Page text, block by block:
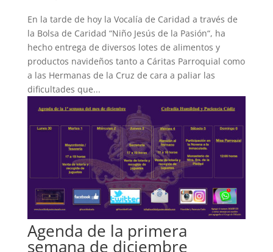
En la tarde de hoy la Vocalía de Caridad a través de
la Bolsa de Caridad “Niño Jesús de la Pasión“, ha
hecho entrega de diversos lotes de alimentos y
productos navideños tanto a Cáritas Parroquial como
a las Hermanas de la Cruz de cara a paliar las
dificultades que...
Agenda de la primera
semana de diciembre